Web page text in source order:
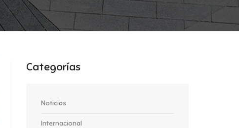
Categorías
Noticias
Internacional